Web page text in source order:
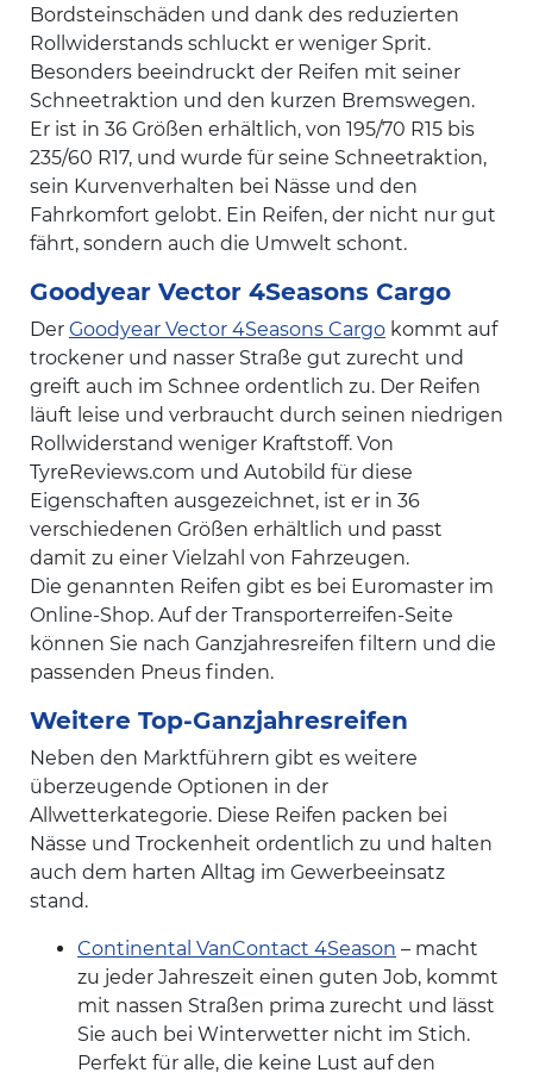
Bordsteinschäden und dank des reduzierten
Rollwiderstands schluckt er weniger Sprit.
Besonders beeindruckt der Reifen mit seiner
Schneetraktion und den kurzen Bremswegen.
Er ist in 36 Größen erhältlich, von 195/70 R15 bis
235/60 R17, und wurde für seine Schneetraktion,
sein Kurvenverhalten bei Nässe und den
Fahrkomfort gelobt. Ein Reifen, der nicht nur gut
fährt, sondern auch die Umwelt schont.
Goodyear Vector 4Seasons Cargo
Der Goodyear Vector 4Seasons Cargo kommt auf
trockener und nasser Straße gut zurecht und
greift auch im Schnee ordentlich zu. Der Reifen
läuft leise und verbraucht durch seinen niedrigen
Rollwiderstand weniger Kraftstoff. Von
TyreReviews.com und Autobild für diese
Eigenschaften ausgezeichnet, ist er in 36
verschiedenen Größen erhältlich und passt
damit zu einer Vielzahl von Fahrzeugen.
Die genannten Reifen gibt es bei Euromaster im
Online-Shop. Auf der Transporterreifen-Seite
können Sie nach Ganzjahresreifen filtern und die
passenden Pneus finden.
Weitere Top-Ganzjahresreifen
Neben den Marktführern gibt es weitere
überzeugende Optionen in der
Allwetterkategorie. Diese Reifen packen bei
Nässe und Trockenheit ordentlich zu und halten
auch dem harten Alltag im Gewerbeeinsatz
stand.
Continental VanContact 4Season – macht
zu jeder Jahreszeit einen guten Job, kommt
mit nassen Straßen prima zurecht und lässt
Sie auch bei Winterwetter nicht im Stich.
Perfekt für alle, die keine Lust auf den